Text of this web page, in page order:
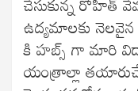
ఉద్యమాలకు
కి హబ్స్ గా మారి
యంత్రాల్లా